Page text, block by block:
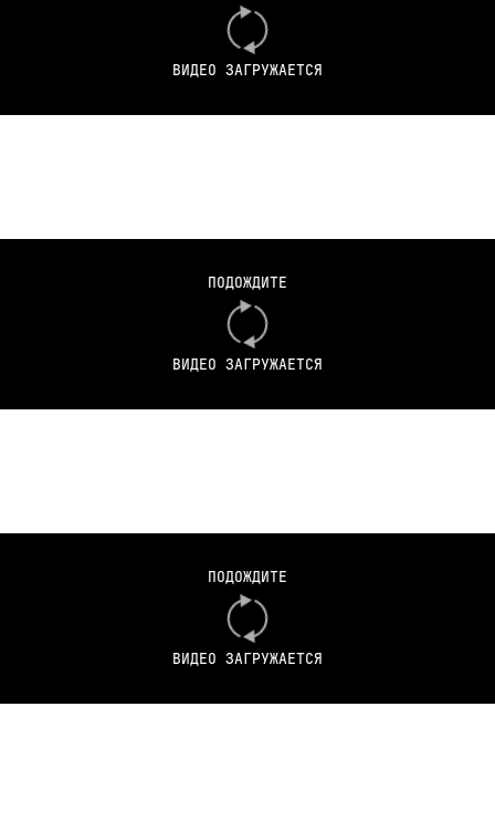
ВИДЕО ЗАГРУЖАЕТСЯ
ПОДОЖДИТЕ
ВИДЕО ЗАГРУЖАЕТСЯ
ПОДОЖДИТЕ
ВИДЕО ЗАГРУЖАЕТСЯ